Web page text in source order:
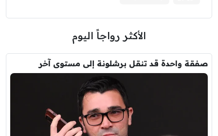
الأكثر رواجاً اليوم
صفقة واحدة قد تنقل برشلونة إلى مستوى آخر